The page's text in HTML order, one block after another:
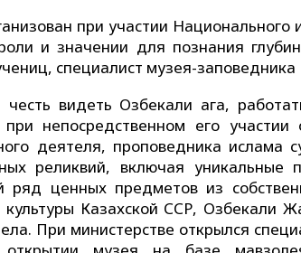
при участии Национального
и значении для познания
специалист музея-
видеть Озбекали ага,
непосредственном его
деятеля, проповедника ислама
реликвий, включая уникальные
ценных предметов из
Казахской ССР, Озбекали
При министерстве открылся